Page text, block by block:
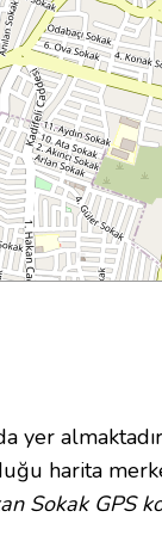
harita
Sokak GPS